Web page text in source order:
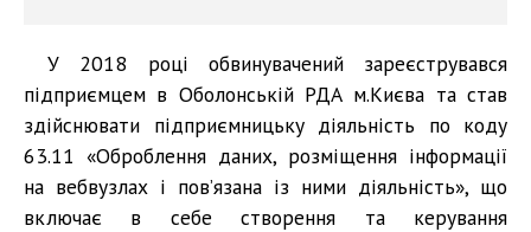
У 2018 році обвинувачений зареєструвався
підприємцем в Оболонській РДА м.Києва та став
здійснювати підприємницьку діяльність по коду
63.11 «Оброблення даних, розміщення інформації
на вебвузлах і пов’язана із ними діяльність», що
включає в себе створення та керування